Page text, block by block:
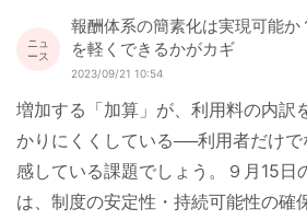
ニュ
ース
報酬体系の簡素化は実現可能か
を軽くできるかがカギ
2023/09/21 10:54
増加する「加算」が、利用料の内訳
かりにくくしている──利用者だけ
感している課題でしょう。９月15日
は、制度の安定性・持続可能性の確